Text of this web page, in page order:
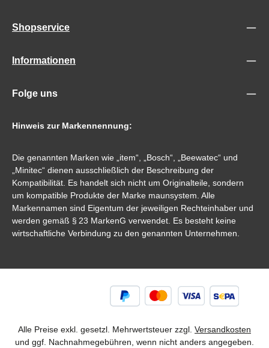
Shopservice
Informationen
Folge uns
Hinweis zur Markennennung:
Die genannten Marken wie „item“, „Bosch“, „Beewatec“ und
„Minitec“ dienen ausschließlich der Beschreibung der
Kompatibilität. Es handelt sich nicht um Originalteile, sondern
um kompatible Produkte der Marke maunsystem. Alle
Markennamen sind Eigentum der jeweiligen Rechteinhaber und
werden gemäß § 23 MarkenG verwendet. Es besteht keine
wirtschaftliche Verbindung zu den genannten Unternehmen.
Alle Preise exkl. gesetzl. Mehrwertsteuer zzgl. Versandkosten
und ggf. Nachnahmegebühren, wenn nicht anders angegeben.